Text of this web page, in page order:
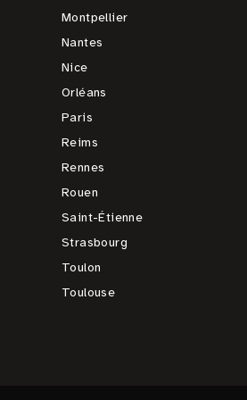
Montpellier
Nantes
Nice
Orléans
Paris
Reims
Rennes
Rouen
Saint-Étienne
Strasbourg
Toulon
Toulouse